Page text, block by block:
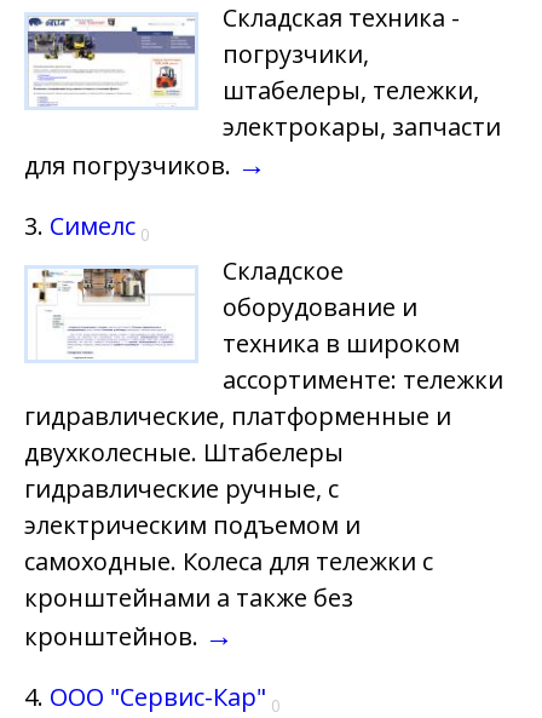
Складская техника -
погрузчики,
штабелеры, тележки,
электрокары, запчасти
для погрузчиков. →
3. Симелс 0
Складское
оборудование и
техника в широком
ассортименте: тележки
гидравлические, платформенные и
двухколесные. Штабелеры
гидравлические ручные, с
электрическим подъемом и
самоходные. Колеса для тележки с
кронштейнами а также без
кронштейнов. →
4. ООО "Сервис-Кар" 0